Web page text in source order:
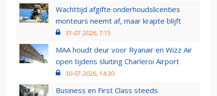
Wachttijd afgifte onderhoudslicenties
monteurs neemt af, maar krapte blijft
31-07-2026, 7:15
MAA houdt deur voor Ryanair en Wizz Air
open tijdens sluiting Charleroi Airport
30-07-2026, 14:30
Business en First Class steeds